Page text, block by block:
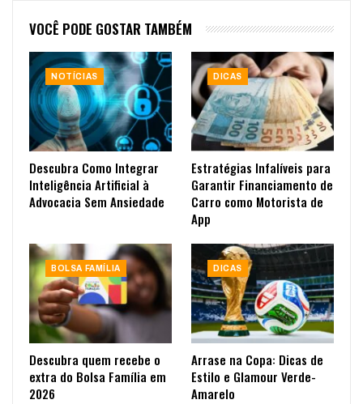
VOCÊ PODE GOSTAR TAMBÉM
NOTÍCIAS
Descubra Como Integrar
Inteligência Artificial à
Advocacia Sem Ansiedade
DICAS
Estratégias Infalíveis para
Garantir Financiamento de
Carro como Motorista de
App
BOLSA FAMÍLIA
Descubra quem recebe o
extra do Bolsa Família em
2026
DICAS
Arrase na Copa: Dicas de
Estilo e Glamour Verde-
Amarelo